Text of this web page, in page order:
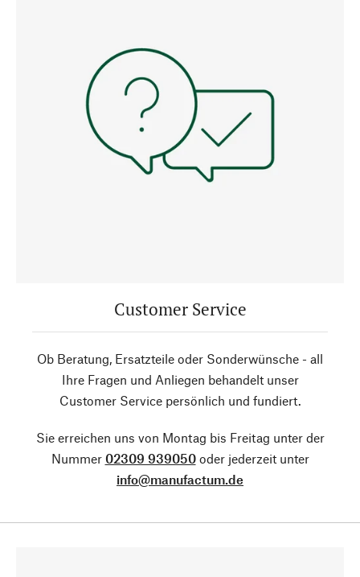
Customer Service
Ob Beratung, Ersatzteile oder Sonderwünsche - all
Ihre Fragen und Anliegen behandelt unser
Customer Service persönlich und fundiert.
Sie erreichen uns von Montag bis Freitag unter der
Nummer 02309 939050oder jederzeit unter
info@manufactum.de